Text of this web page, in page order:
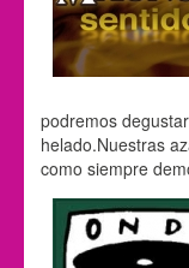
podremos
helado.Nuestras
como siempre